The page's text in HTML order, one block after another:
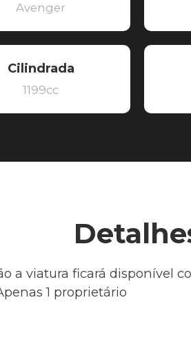
Avenger
Cilindrada
1199cc
a viatura ficará disponível
1 proprietário